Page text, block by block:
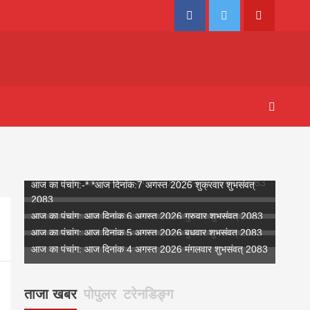
FacebookTwitter Youtube
आज का पंचांग: आज दिनांक 8 अगस्त 2026 शनिवार शुभसंवत् 2083
आज का पंचांग:-* *आज दिनांक:7 अगस्त 2026 शुक्रवार शुभसंवत्
2083
आज का पंचांग: आज दिनांक 6 अगस्त 2026 गुरुवार शुभसंवत् 2083
आज का पंचांग: आज दिनांक 5 अगस्त 2026 बुधवार शुभसंवत् 2083
आज का पंचांग: आज दिनांक 4 अगस्त 2026 मंगलवार शुभसंवत् 2083
ताजा खबर पोपुलर टरेनडिङ्ग